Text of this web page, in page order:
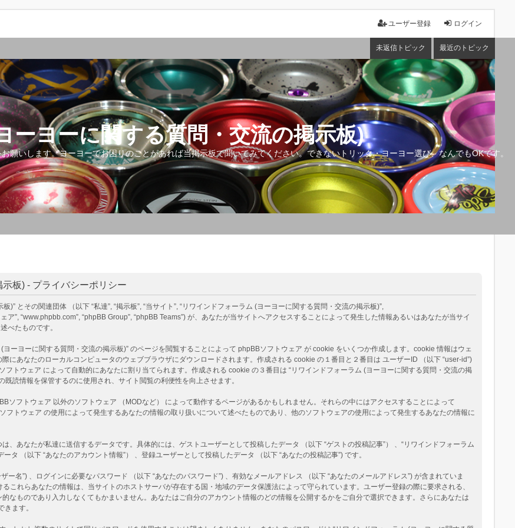
ログイン
ユーザー登録
未返信トピック 最近のトピック
ーヨーに関する質問・交流の掲示板)
願いします。ヨーヨーでお困りのことがあれば当掲示板で聞いてみてください。できないトリック・ヨーヨー選び、なんでもOKです。
板) - プライバシーポリシー
とその関連団体 （以下 “私達”, “掲示板”, “当サイト”, “リワインドフォーラム (ヨーヨーに関する質問・交流の掲示板)”,
”, “www.phpbb.com”, “phpBB Group”, “phpBB Teams”) が、あなたが当サイトへアクセスすることによって発生した情報あるいはあなたが当サイ
べたものです。
ーヨーに関する質問・交流の掲示板)” のページを閲覧することによって phpBBソフトウェア が cookie をいくつか作成します。cookie 情報はウェ
にあなたのローカルコンピュータのウェブブラウザにダウンロードされます。作成される cookie の１番目と２番目は ユーザーID （以下 “user-id”)
フトウェア によって自動的にあなたに割り当てられます。作成される cookie の３番目は “リワインドフォーラム (ヨーヨーに関する質問・交流の掲
読情報を保管するのに使用され、サイト閲覧の利便性を向上させます。
ソフトウェア 以外のソフトウェア （MODなど） によって動作するページがあるかもしれません。それらの中にはアクセスすることによって
トウェア の使用によって発生するあなたの情報の取り扱いについて述べたものであり、他のソフトウェアの使用によって発生するあなたの情報に
、あなたが私達に送信するデータです。具体的には、ゲストユーザーとして投稿したデータ （以下 “ゲストの投稿記事”） 、“リワインドフォーラム
タ （以下 “あなたのアカウント情報”） 、登録ユーザーとして投稿したデータ （以下 “あなたの投稿記事”) です。
名”) 、ログインに必要なパスワード （以下 “あなたのパスワード”) 、有効なメールアドレス （以下 “あなたのメールアドレス”) が含まれていま
これらあなたの情報は、当サイトのホストサーバが存在する国・地域のデータ保護法によって守られています。ユーザー登録の際に要求される、
なものであり入力しなくてもかまいません。あなたはご自分のアカウント情報のどの情報を公開するかをご自分で選択できます。さらにあなたは
ます。